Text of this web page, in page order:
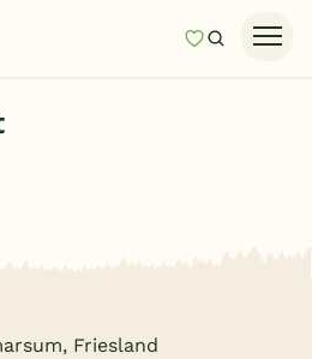
MijnZoeken
Friesland